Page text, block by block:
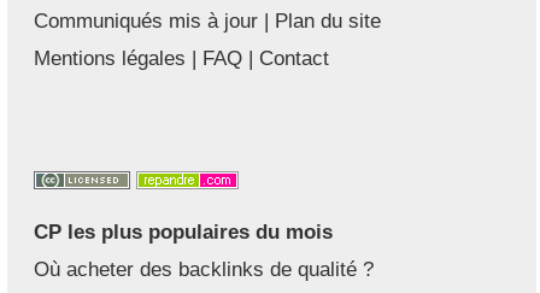
Communiqués mis à jour | Plan du site
Mentions légales | FAQ | Contact
CP les plus populaires du mois
Où acheter des backlinks de qualité ?